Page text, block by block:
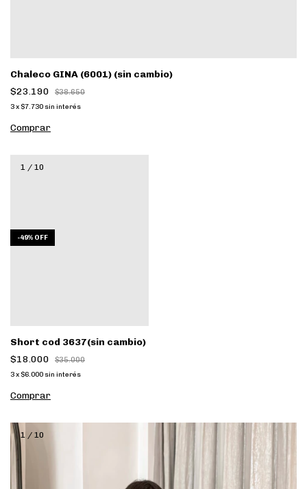
Chaleco GINA (6001) (sin cambio)
$23.190
$38.650
3x $7.730 sin interés
Comprar
1 / 10
-49% OFF
Short cod 3637(sin cambio)
$18.000
$35.000
3x $6.000 sin interés
Comprar
1 / 10